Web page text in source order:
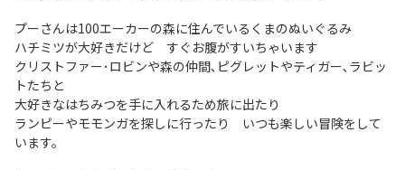
プーさんは100エーカーの森に住んでいるくまのぬいぐるみ
ハチミツが大好きだけど すぐお腹がすいちゃいます
クリストファー･ロビンや森の仲間､ピグレットやティガー､ラビッ
トたちと
大好きなはちみつを手に入れるため旅に出たり
ランピーやモモンガを探しに行ったり いつも楽しい冒険をして
います。